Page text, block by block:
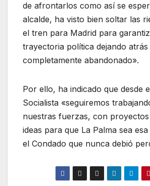
de afrontarlos como así se
alcalde, ha visto bien soltar las
el tren para Madrid para
trayectoria política dejando
completamente abandonado».
Por ello, ha indicado que desde
Socialista «seguiremos
nuestras fuerzas, con
ideas para que La Palma sea
el Condado que nunca debió